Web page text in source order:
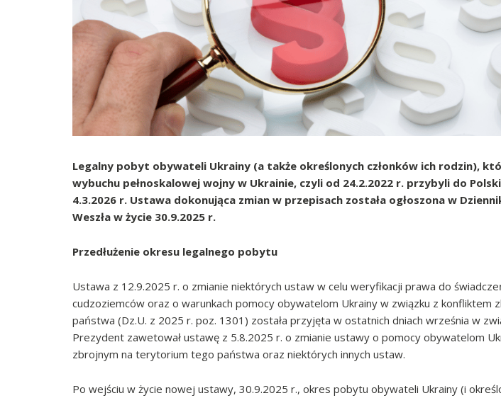
Legalny pobyt obywateli Ukrainy (a także określonych członków ich rodzin),
wybuchu pełnoskalowej wojny w Ukrainie, czyli od 24.2.2022 r. przybyli do
4.3.2026 r. Ustawa dokonująca zmian w przepisach została ogłoszona w
Weszła w życie 30.9.2025 r.
Przedłużenie okresu legalnego pobytu
Ustawa z 12.9.2025 r. o zmianie niektórych ustaw w celu weryfikacji prawa do
cudzoziemców oraz o warunkach pomocy obywatelom Ukrainy w związku z
państwa (Dz.U. z 2025 r. poz. 1301) została przyjęta w ostatnich dniach września w
Prezydent zawetował ustawę z 5.8.2025 r. o zmianie ustawy o pomocy obywatelom
zbrojnym na terytorium tego państwa oraz niektórych innych ustaw.
Po wejściu w życie nowej ustawy, 30.9.2025 r., okres pobytu obywateli Ukrainy (i